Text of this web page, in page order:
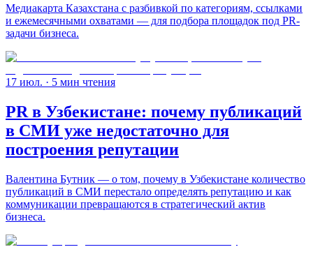
Медиакарта Казахстана с разбивкой по категориям, ссылками
и ежемесячными охватами — для подбора площадок под PR-
задачи бизнеса.
17 июл. · 5 мин чтения
PR в Узбекистане: почему публикаций
в СМИ уже недостаточно для
построения репутации
Валентина Бутник — о том, почему в Узбекистане количество
публикаций в СМИ перестало определять репутацию и как
коммуникации превращаются в стратегический актив
бизнеса.